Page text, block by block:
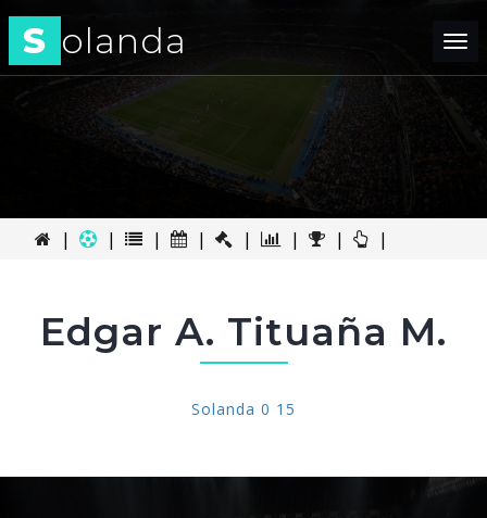
S olanda
| | | | | | | |
Edgar A. Tituaña M.
Solanda 0 15